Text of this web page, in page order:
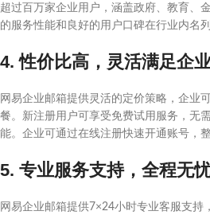
超过百万家企业用户，涵盖政府、教育、
的服务性能和良好的用户口碑在行业内名列
4. 性价比高，灵活满足企
网易企业邮箱提供灵活的定价策略，企业
餐。新注册用户可享受免费试用服务，无
能。企业可通过在线注册快速开通账号，
5. 专业服务支持，全程无
网易企业邮箱提供7×24小时专业客服支持